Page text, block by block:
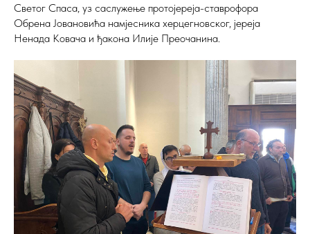
Светог Спаса, уз саслужење протојереја-ставрофора
Обрена Јовановића намјесника херцегновског, јереја
Ненада Ковача и ђакона Илије Преочанина.